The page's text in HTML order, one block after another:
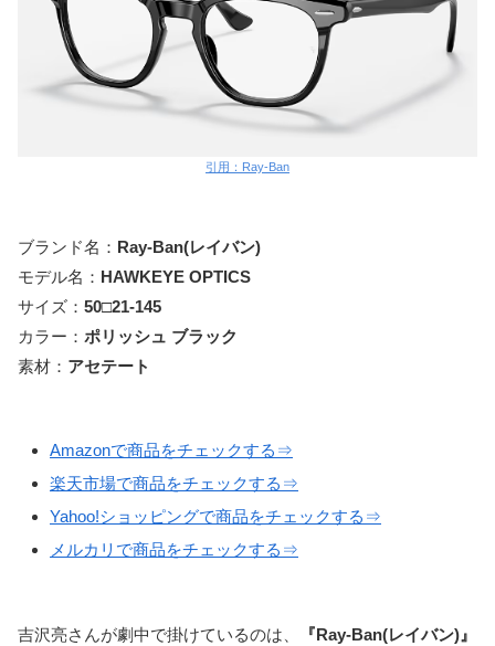
引用：Ray-Ban
ブランド名： Ray-Ban(レイバン)
モデル名： HAWKEYE OPTICS
サイズ： 50□21-145
カラー： ポリッシュ ブラック
素材： アセテート
Amazonで商品をチェックする⇒
楽天市場で商品をチェックする⇒
Yahoo!ショッピングで商品をチェックする⇒
メルカリで商品をチェックする⇒
吉沢亮さんが劇中で掛けているのは、 『Ray-Ban(レイバン)』